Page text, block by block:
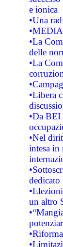
e ionica
•Una
•La
delle
•La
•Libera
•Da
•Nel
intesa in
dedicato
un altro